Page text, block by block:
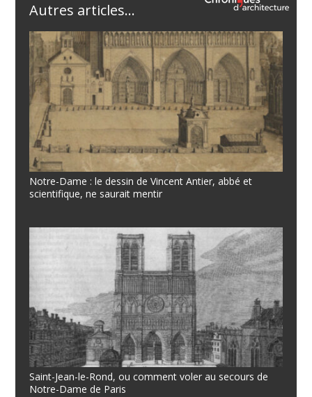
Autres articles...
Notre-Dame : le dessin de Vincent Antier, abbé et
scientifique, ne saurait mentir
Saint-Jean-le-Rond, ou comment voler au secours de
Notre-Dame de Paris